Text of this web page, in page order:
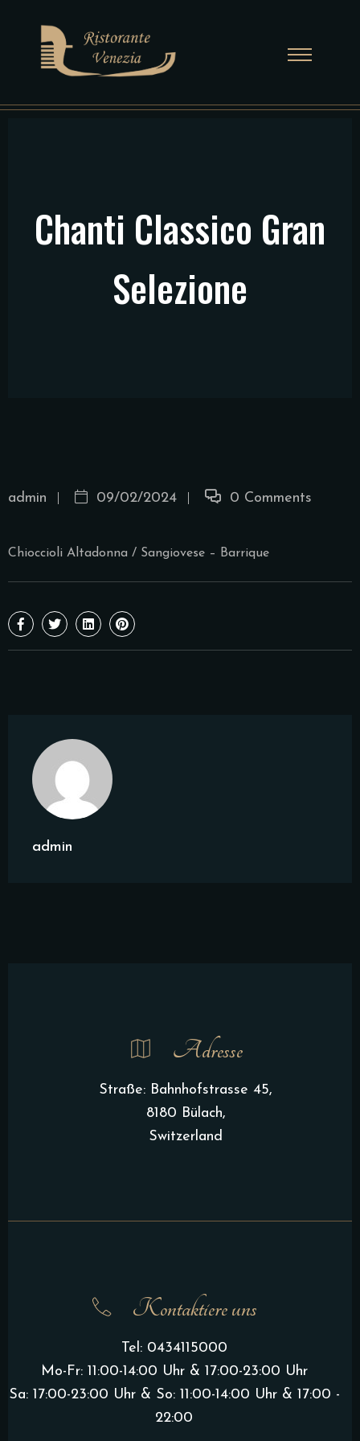
Chanti Classico Gran
Selezione
admin 09/02/2024 0 Comments
Chioccioli Altadonna / Sangiovese – Barrique
admin
Adresse
Straße: Bahnhofstrasse 45,
8180 Bülach,
Switzerland
Kontaktiere uns
Tel: 0434115000
Mo-Fr: 11:00-14:00 Uhr & 17:00-23:00 Uhr
Sa: 17:00-23:00 Uhr & So: 11:00-14:00 Uhr & 17:00 -
22:00